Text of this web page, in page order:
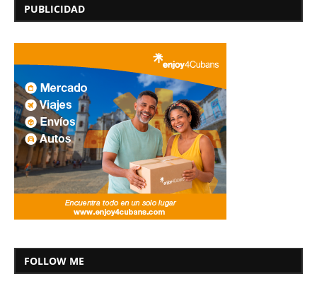
PUBLICIDAD
FOLLOW ME